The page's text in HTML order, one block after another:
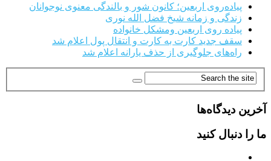
پیاده‌روی اربعین؛ کانون شور و بالندگی معنوی نوجوانان
زندگی و زمانه شیخ فضل الله نوری
پیاده روی اربعین ومشکل خانواده
سقف جدید کارت به کارت و انتقال پول اعلام شد
راه‌های جلوگیری از حذف یارانه اعلام شد
آخرین دیدگاه‌ها
ما را دنبال کنید